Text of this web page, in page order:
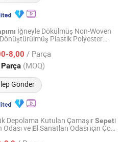
İğneyle Dökülmüş Non-Woven
Plastik Polyester
Kapları No
i
8,00 / Parça
(MOQ)
Gönder
Electric Technology Co., Ltd.
Fiyat 2021
Depolama Kutuları ÇamaşırSepeti
Odası ve El Sanatları Odası için Çok
Ltd.